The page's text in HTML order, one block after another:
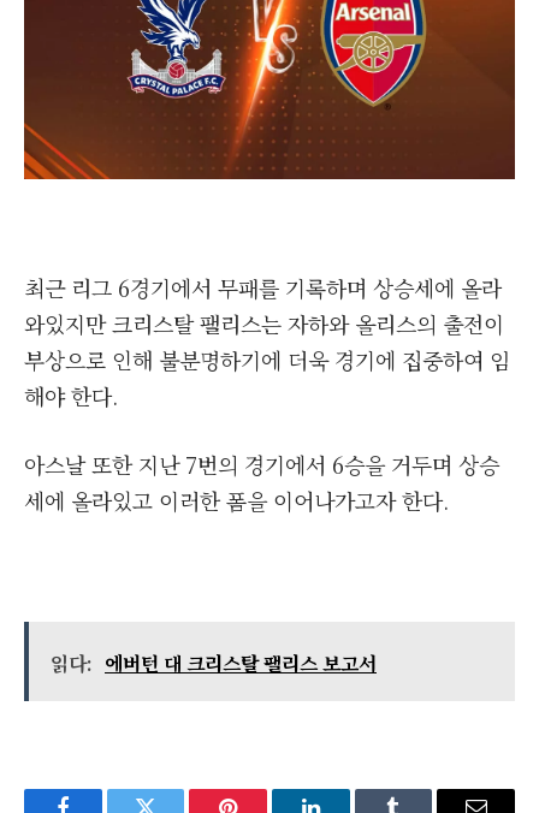
최근 리그 6경기에서 무패를 기록하며 상승세에 올라
와있지만 크리스탈 팰리스는 자하와 올리스의 출전이
부상으로 인해 불분명하기에 더욱 경기에 집중하여 임
해야 한다.
아스날 또한 지난 7번의 경기에서 6승을 거두며 상승
세에 올라있고 이러한 폼을 이어나가고자 한다.
읽다: 에버턴 대 크리스탈 팰리스 보고서